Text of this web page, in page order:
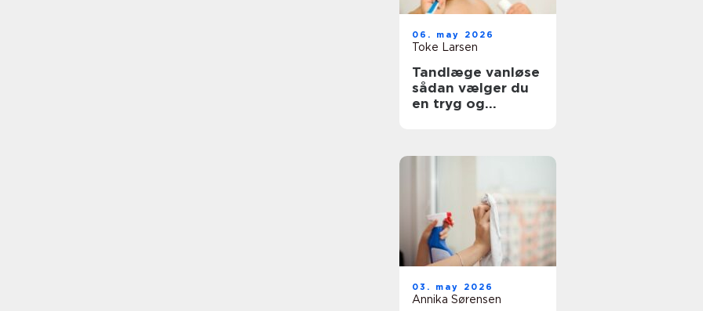
06. may 2026
Toke Larsen
Tandlæge vanløse
sådan vælger du
en tryg og
03. may 2026
Annika Sørensen